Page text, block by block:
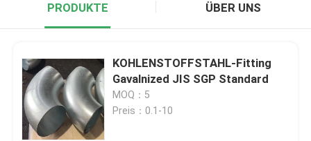
PRODUKTE ÜBER UNS
KOHLENSTOFFSTAHL-Fitting
Gavalnized JIS SGP Standard
MOQ：5
Preis：0.1-10